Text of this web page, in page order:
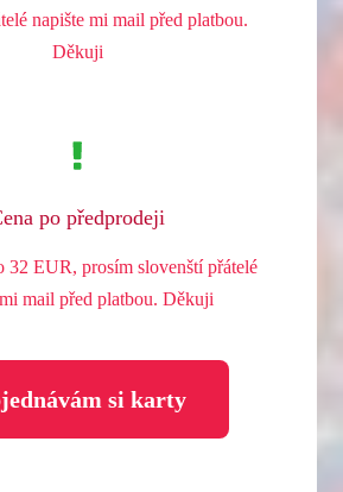
napište mi mail před platbou.
Děkuji
po předprodeji
32 EUR, prosím slovenští přátelé
mail před platbou. Děkuji
si karty